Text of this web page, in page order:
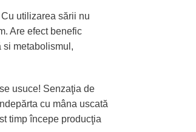
utilizarea sării nu
Are efect benefic
si metabolismul,
usuce! Senzaţia de
cu mâna uscată
timp începe producţia